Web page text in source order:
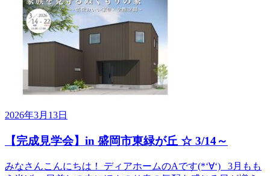
2026年3月13日
【完成見学会】in 盛岡市東緑が丘 ☆ 3/14～
みなさんこんにちは！ ディアホームのAです(*‘∀‘) 3月もも